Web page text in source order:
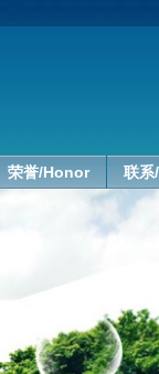
荣誉/Honor 联